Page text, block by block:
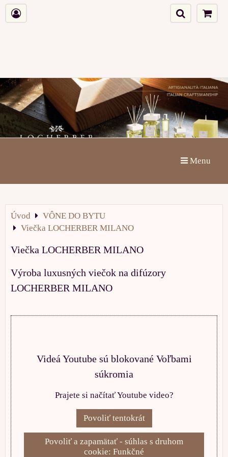
Menu
Úvod
VÔNE DO BYTU
Viečka LOCHERBER MILANO
Viečka LOCHERBER MILANO
Výroba luxusných viečok na difúzory
LOCHERBER MILANO
Videá Youtube sú blokované Voľbami
súkromia
Prajete si načítať Youtube video?
Povoliť tentokrát
Povoliť a zapamätať - súhlas s druhom
cookie: Funkčné